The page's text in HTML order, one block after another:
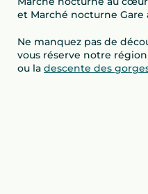
et Marché nocturne Gare
Ne manquez pas de
vous réserve notre
ou la descente des